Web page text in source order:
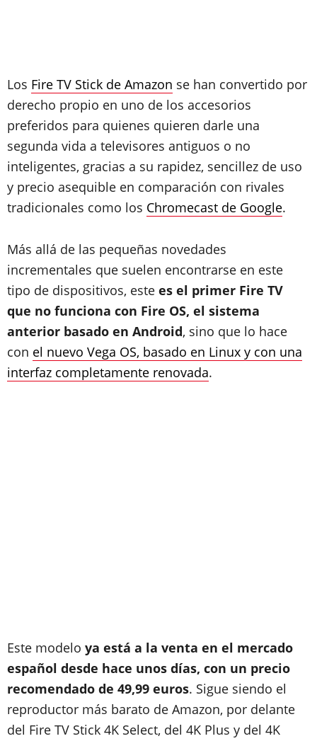
Los Fire TV Stick de Amazon se han convertido por
derecho propio en uno de los accesorios
preferidos para quienes quieren darle una
segunda vida a televisores antiguos o no
inteligentes, gracias a su rapidez, sencillez de uso
y precio asequible en comparación con rivales
tradicionales como los Chromecast de Google.
Más allá de las pequeñas novedades
incrementales que suelen encontrarse en este
tipo de dispositivos, este es el primer Fire TV
que no funciona con Fire OS, el sistema
anterior basado en Android, sino que lo hace
con el nuevo Vega OS, basado en Linux y con una
interfaz completamente renovada.
Este modelo ya está a la venta en el mercado
español desde hace unos días, con un precio
recomendado de 49,99 euros. Sigue siendo el
reproductor más barato de Amazon, por delante
del Fire TV Stick 4K Select, del 4K Plus y del 4K